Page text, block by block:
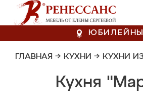
ГЛАВНАЯ → КУХНИ → КУХНИ
Кухня